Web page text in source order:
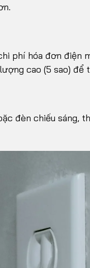
phí hóa đơn điện
cao (5 sao) để
đèn chiếu sáng,